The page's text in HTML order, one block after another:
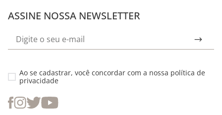
ASSINE NOSSA NEWSLETTER
Ao se cadastrar, você concordar com a nossa política de
privacidade